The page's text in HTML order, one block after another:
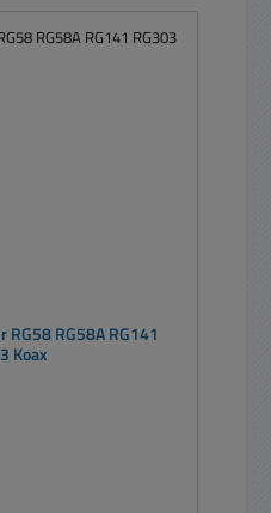
RG58 RG58A RG141
Koax